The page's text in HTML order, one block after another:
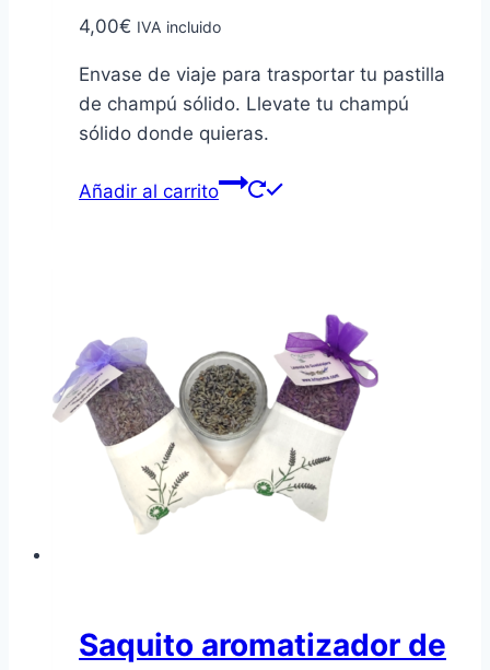
4,00€ IVA incluido
Envase de viaje para trasportar tu pastilla
de champú sólido. Llevate tu champú
sólido donde quieras.
Añadir al carrito
Saquito aromatizador de